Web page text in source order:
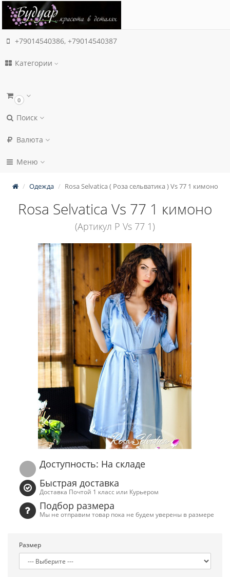
+79014540386, +79014540387
Категории
0
Поиск
Валюта
Меню
Одежда Rosa Selvatica ( Роза сельватика ) Vs 77 1 кимоно
Rosa Selvatica Vs 77 1 кимоно
(Артикул P Vs 77 1)
Доступность: На складе
Быстрая доставка
Доставка Почтой 1 класс или Курьером
Подбор размера
Мы не отправим товар пока не будем уверены в размере
Размер